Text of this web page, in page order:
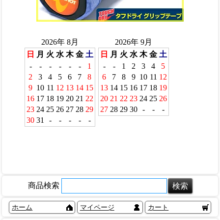
商品検索
ホーム マイページ カート